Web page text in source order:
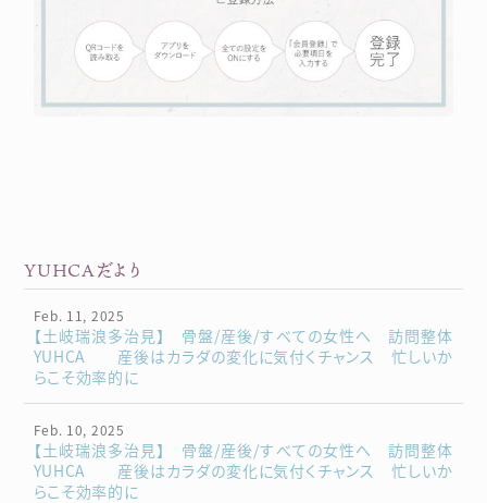
YUHCAだより
Feb. 11, 2025
【土岐瑞浪多治見】 骨盤/産後/すべての女性へ 訪問整体
YUHCA 産後はカラダの変化に気付くチャンス 忙しいか
らこそ効率的に
Feb. 10, 2025
【土岐瑞浪多治見】 骨盤/産後/すべての女性へ 訪問整体
YUHCA 産後はカラダの変化に気付くチャンス 忙しいか
らこそ効率的に